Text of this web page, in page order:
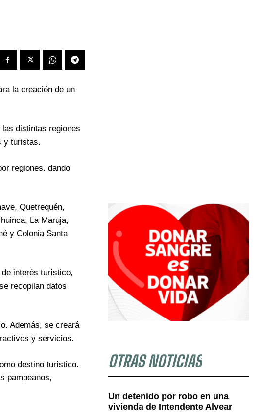
la creación de un
distintas regiones
y turistas.
regiones, dando
Quetrequén,
La Maruja,
y Colonia Santa
interés turístico,
recopilan datos
Además, se creará
y servicios.
destino turístico.
pampeanos,
OTRAS NOTICIAS
Un detenido por robo en una
vivienda de Intendente Alvear